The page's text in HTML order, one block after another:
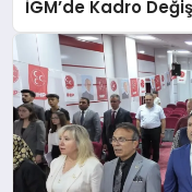
İGM’de Kadro